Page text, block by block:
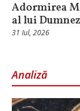
Adormirea
al lui
31 Iul, 2026
Analiză